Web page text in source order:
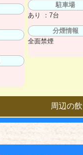
駐車場
あり ：7台
分煙情報
全面禁煙
周辺の